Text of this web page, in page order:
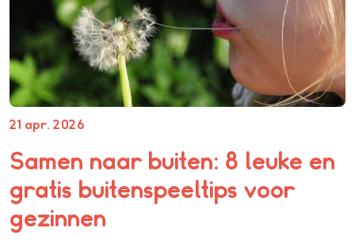
21 apr. 2026
Samen naar buiten: 8 leuke en
gratis buitenspeeltips voor
gezinnen